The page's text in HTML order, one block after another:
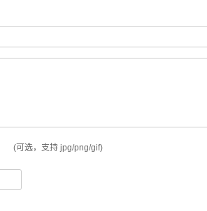
(可选，支持 jpg/png/gif)